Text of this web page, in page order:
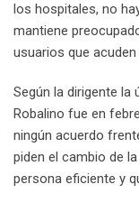
los hospitales, no
mantiene
usuarios que
Según la dirigente
Robalino fue en
ningún acuerdo
piden el cambio de
persona eficiente y